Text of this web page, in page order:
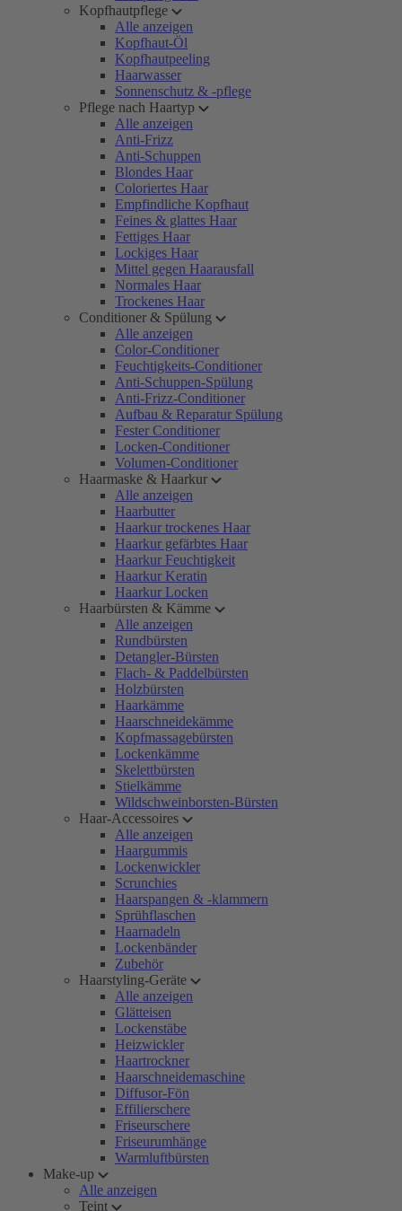
Kopfhautpflege
Alle anzeigen
Kopfhaut-Öl
Kopfhautpeeling
Haarwasser
Sonnenschutz & -pflege
Pflege nach Haartyp
Alle anzeigen
Anti-Frizz
Anti-Schuppen
Blondes Haar
Coloriertes Haar
Empfindliche Kopfhaut
Feines & glattes Haar
Fettiges Haar
Lockiges Haar
Mittel gegen Haarausfall
Normales Haar
Trockenes Haar
Conditioner & Spülung
Alle anzeigen
Color-Conditioner
Feuchtigkeits-Conditioner
Anti-Schuppen-Spülung
Anti-Frizz-Conditioner
Aufbau & Reparatur Spülung
Fester Conditioner
Locken-Conditioner
Volumen-Conditioner
Haarmaske & Haarkur
Alle anzeigen
Haarbutter
Haarkur trockenes Haar
Haarkur gefärbtes Haar
Haarkur Feuchtigkeit
Haarkur Keratin
Haarkur Locken
Haarbürsten & Kämme
Alle anzeigen
Rundbürsten
Detangler-Bürsten
Flach- & Paddelbürsten
Holzbürsten
Haarkämme
Haarschneidekämme
Kopfmassagebürsten
Lockenkämme
Skelettbürsten
Stielkämme
Wildschweinborsten-Bürsten
Haar-Accessoires
Alle anzeigen
Haargummis
Lockenwickler
Scrunchies
Haarspangen & -klammern
Sprühflaschen
Haarnadeln
Lockenbänder
Zubehör
Haarstyling-Geräte
Alle anzeigen
Glätteisen
Lockenstäbe
Heizwickler
Haartrockner
Haarschneidemaschine
Diffusor-Fön
Effilierschere
Friseurschere
Friseurumhänge
Warmluftbürsten
Make-up
Alle anzeigen
Teint